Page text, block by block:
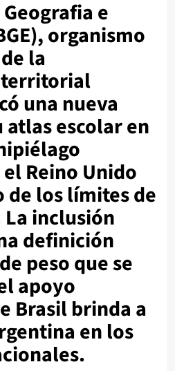
e
organismo
la
una nueva
atlas escolar en
Reino Unido
los límites de
inclusión
definición
peso que se
apoyo
Brasil brinda a
en los